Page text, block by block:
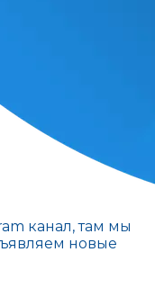
канал, там мы
новые